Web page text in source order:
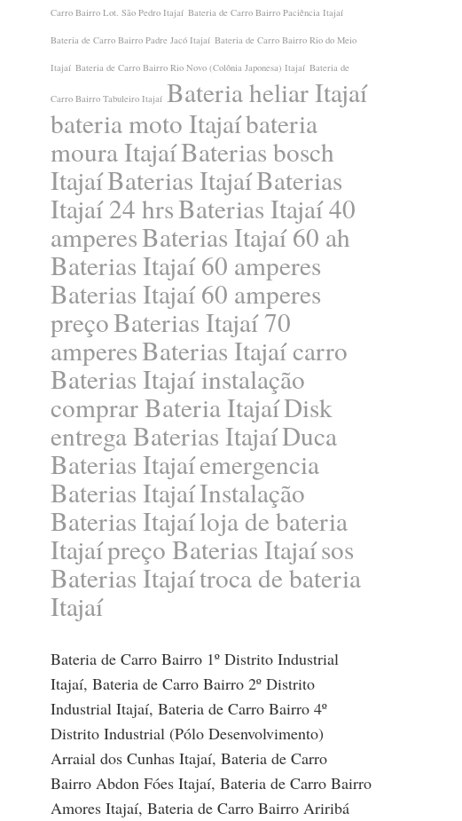
Carro Bairro Lot. São Pedro Itajaí Bateria de Carro Bairro Paciência Itajaí
Bateria de Carro Bairro Padre Jacó Itajaí Bateria de Carro Bairro Rio do Meio
Itajaí Bateria de Carro Bairro Rio Novo (Colônia Japonesa) Itajaí Bateria de
Carro Bairro Tabuleiro Itajaí Bateria heliar Itajaí
bateria moto Itajaíbateria
moura ItajaíBaterias bosch
ItajaíBaterias ItajaíBaterias
Itajaí 24 hrsBaterias Itajaí 40
amperesBaterias Itajaí 60 ah
Baterias Itajaí 60 amperes
Baterias Itajaí 60 amperes
preçoBaterias Itajaí 70
amperesBaterias Itajaí carro
Baterias Itajaí instalação
comprar Bateria ItajaíDisk
entrega Baterias ItajaíDuca
Baterias Itajaíemergencia
Baterias ItajaíInstalação
Baterias Itajaíloja de bateria
Itajaípreço Baterias Itajaísos
Baterias Itajaítroca de bateria
Itajaí
Bateria de Carro Bairro 1º Distrito Industrial
Itajaí, Bateria de Carro Bairro 2º Distrito
Industrial Itajaí, Bateria de Carro Bairro 4º
Distrito Industrial (Pólo Desenvolvimento)
Arraial dos Cunhas Itajaí, Bateria de Carro
Bairro Abdon Fóes Itajaí, Bateria de Carro Bairro
Amores Itajaí, Bateria de Carro Bairro Ariribá